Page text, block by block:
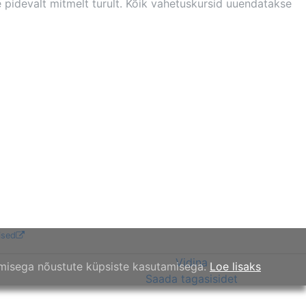
mitmelt turult. Kõik vahetuskursid uuendatakse
Vidina
Saada tagasisidet
nõustute küpsiste kasutamisega. Loe lisaks